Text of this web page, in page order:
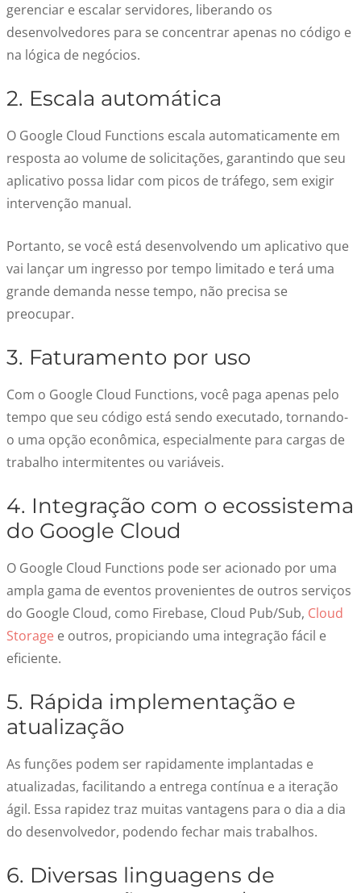
gerenciar e escalar servidores, liberando os
desenvolvedores para se concentrar apenas no código e
na lógica de negócios.
2. Escala automática
O Google Cloud Functions escala automaticamente em
resposta ao volume de solicitações, garantindo que seu
aplicativo possa lidar com picos de tráfego, sem exigir
intervenção manual.
Portanto, se você está desenvolvendo um aplicativo que
vai lançar um ingresso por tempo limitado e terá uma
grande demanda nesse tempo, não precisa se
preocupar.
3. Faturamento por uso
Com o Google Cloud Functions, você paga apenas pelo
tempo que seu código está sendo executado, tornando-
o uma opção econômica, especialmente para cargas de
trabalho intermitentes ou variáveis.
4. Integração com o ecossistema
do Google Cloud
O Google Cloud Functions pode ser acionado por uma
ampla gama de eventos provenientes de outros serviços
do Google Cloud, como Firebase, Cloud Pub/Sub, Cloud
Storage e outros, propiciando uma integração fácil e
eficiente.
5. Rápida implementação e
atualização
As funções podem ser rapidamente implantadas e
atualizadas, facilitando a entrega contínua e a iteração
ágil. Essa rapidez traz muitas vantagens para o dia a dia
do desenvolvedor, podendo fechar mais trabalhos.
6. Diversas linguagens de